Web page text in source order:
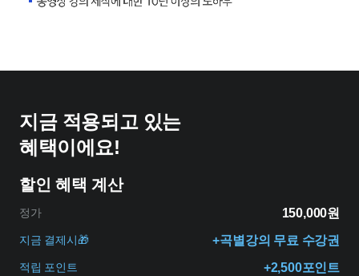
지금 적용되고 있는
혜택이에요!
할인 혜택 계산
정가 150,000원
지금 결제시🎁 +곡별강의 무료 수강권
적립 포인트 +2,500포인트